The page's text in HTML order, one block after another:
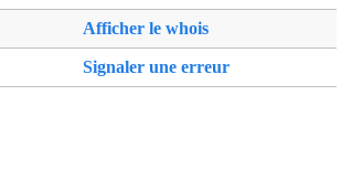
Afficher le whois
Signaler une erreur